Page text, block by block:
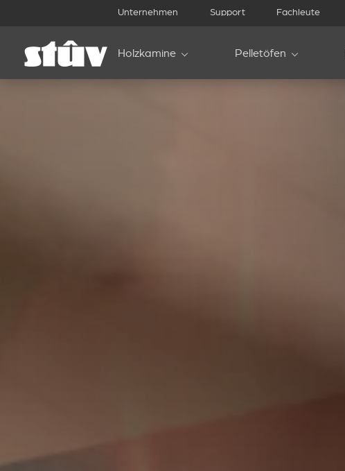
Unternehmen Support Fachleute
Holzkamine Pelletöfen